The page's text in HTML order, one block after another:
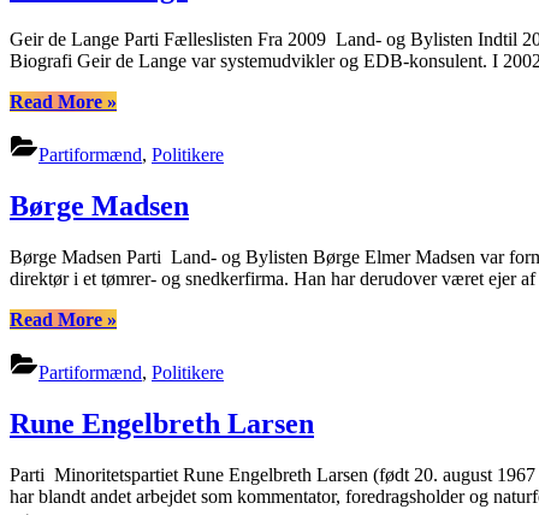
Geir de Lange Parti Fælleslisten Fra 2009 Land- og Bylisten Indtil
Biografi Geir de Lange var systemudvikler og EDB-konsulent. I
Read More“Geir
Lange”
»
Partiformænd, Politikere
Børge Madsen
Børge Madsen Parti Land- og Bylisten Børge Elmer Madsen var
direktør i et tømrer- og snedkerfirma. Han har derudover været ejer
Read More“Børge
»
Partiformænd, Politikere
Rune Engelbreth Larsen
Parti Minoritetspartiet Rune Engelbreth Larsen (født 20. august
har blandt andet arbejdet som kommentator, foredragsholder og